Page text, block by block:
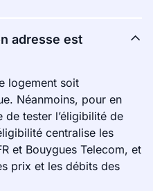
adresse est
logement soit
Néanmoins, pour en
de tester l’éligibilité de
centralise les
et Bouygues Telecom, et
prix et les débits des